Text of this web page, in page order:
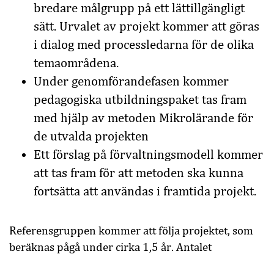
bredare målgrupp på ett lättillgängligt
sätt. Urvalet av projekt kommer att göras
i dialog med processledarna för de olika
temaområdena.
Under genomförandefasen kommer
pedagogiska utbildningspaket tas fram
med hjälp av metoden Mikrolärande för
de utvalda projekten
Ett förslag på förvaltningsmodell kommer
att tas fram för att metoden ska kunna
fortsätta att användas i framtida projekt.
Referensgruppen kommer att följa projektet, som
beräknas pågå under cirka 1,5 år. Antalet